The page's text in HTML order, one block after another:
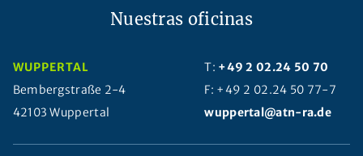
Nuestras oficinas
WUPPERTAL
Bembergstraße 2-4
42103 Wuppertal
T: +49 2 02.24 50 70
F: +49 2 02.24 50 77-7
wuppertal@atn-ra.de